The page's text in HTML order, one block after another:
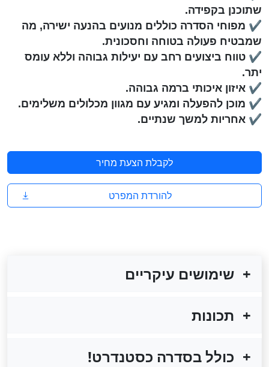
שתוכנן בקפידה.
✔ מפוחי הסדרה כוללים מנועים בהנעה ישירה, מה
שמבטיח פעולה בטוחה וחסכונית.
✔ טווח ביצועים רחב עם יעילות גבוהה וללא עומס
יתר.
✔ איזון איכותי ברמה גבוהה.
✔ מוכן להפעלה ומגיע עם מגוון מכלולים משלימים.
✔ אחריות למשך שנתיים.
לקבלת הצעת מחיר
להורדת המפרט
שימושים עיקריים
תכונות
כולל בסדרה כסטנדרט!